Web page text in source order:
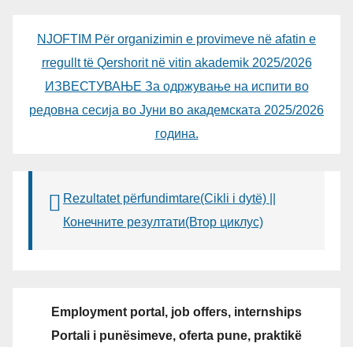
NJOFTIM Për organizimin e provimeve në afatin e
rregullt të Qershorit në vitin akademik 2025/2026
ИЗВЕСТУВАЊЕ За одржување на испити во
редовна сесија во Јуни во академската 2025/2026
година.
Rezultatet përfundimtare(Cikli i dytë) ||
Конечните резултати(Втор циклус)
Employment portal, job offers, internships
Portali i punësimeve, oferta pune, praktikë